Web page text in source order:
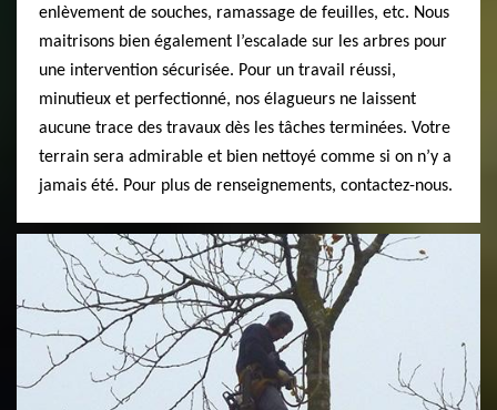
enlèvement de souches, ramassage de feuilles, etc. Nous
maitrisons bien également l’escalade sur les arbres pour
une intervention sécurisée. Pour un travail réussi,
minutieux et perfectionné, nos élagueurs ne laissent
aucune trace des travaux dès les tâches terminées. Votre
terrain sera admirable et bien nettoyé comme si on n’y a
jamais été. Pour plus de renseignements, contactez-nous.